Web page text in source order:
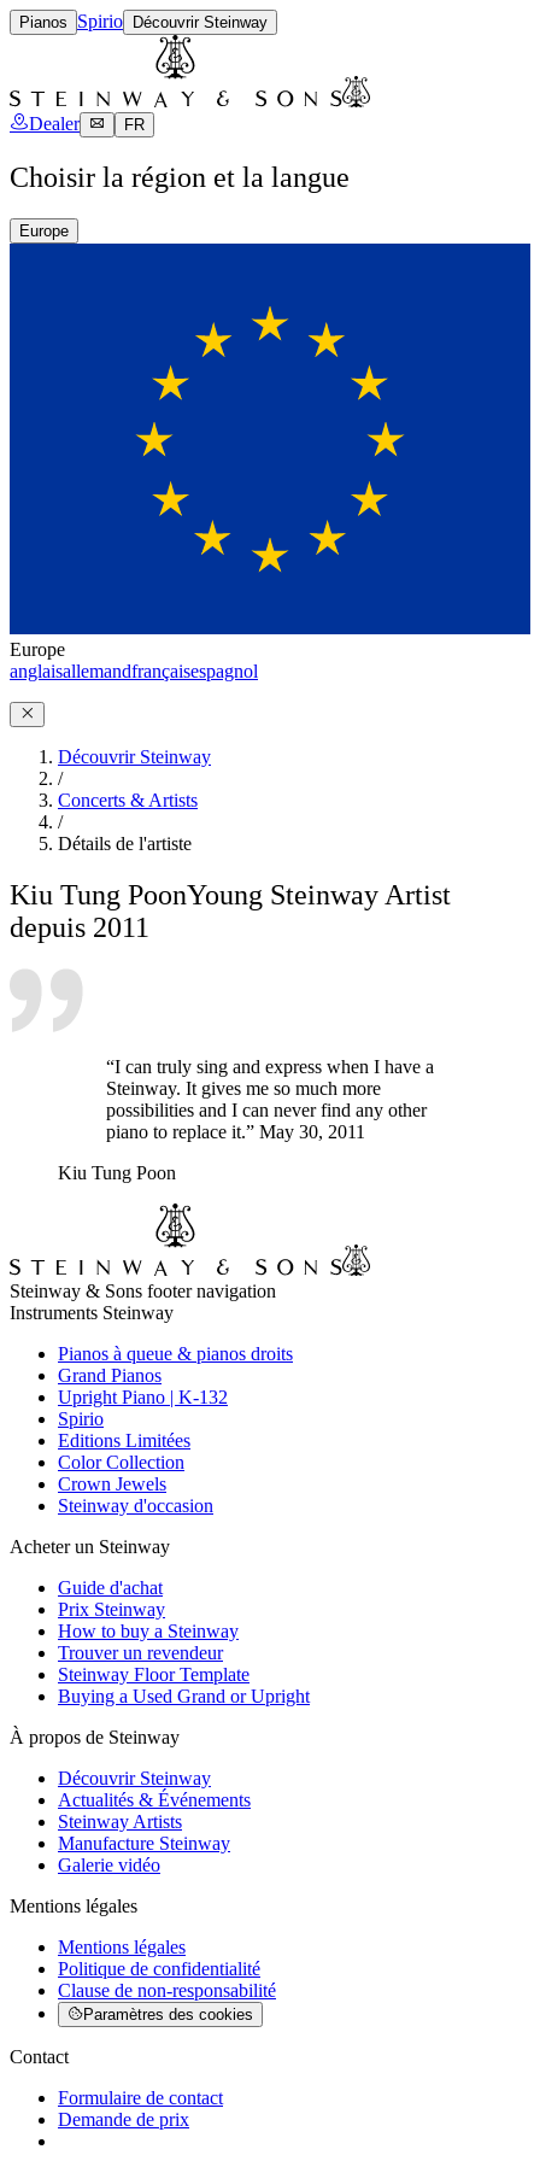
Pianos Spirio Découvrir Steinway
Dealer FR
Choisir la région et la langue
Europe
Europe
anglaisallemandfrançaisespagnol
Découvrir Steinway
/
Concerts & Artists
/
Détails de l'artiste
Kiu Tung PoonYoung Steinway Artist
depuis 2011
“I can truly sing and express when I have a
Steinway. It gives me so much more
possibilities and I can never find any other
piano to replace it.” May 30, 2011
Kiu Tung Poon
Steinway & Sons footer navigation
Instruments Steinway
Pianos à queue & pianos droits
Grand Pianos
Upright Piano | K-132
Spirio
Editions Limitées
Color Collection
Crown Jewels
Steinway d'occasion
Acheter un Steinway
Guide d'achat
Prix Steinway
How to buy a Steinway
Trouver un revendeur
Steinway Floor Template
Buying a Used Grand or Upright
À propos de Steinway
Découvrir Steinway
Actualités & Événements
Steinway Artists
Manufacture Steinway
Galerie vidéo
Mentions légales
Mentions légales
Politique de confidentialité
Clause de non-responsabilité
Paramètres des cookies
Contact
Formulaire de contact
Demande de prix